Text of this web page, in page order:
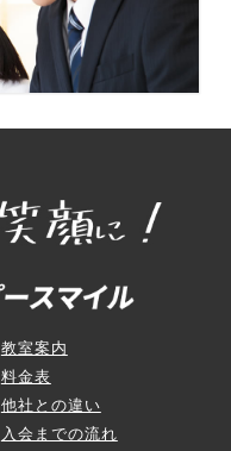
教室案内
料金表
他社との違い
入会までの流れ